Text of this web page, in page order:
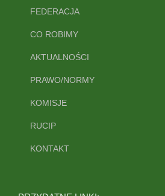
FEDERACJA
CO ROBIMY
AKTUALNOŚCI
PRAWO/NORMY
KOMISJE
RUCIP
KONTAKT